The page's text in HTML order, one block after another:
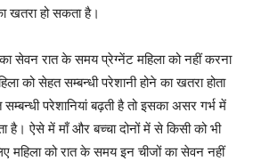
खतरा हो सकता है।
सेवन रात के समय प्रेग्नेंट महिला को नहीं करना
को सेहत सम्बन्धी परेशानी होने का खतरा होता
परेशानियां बढ़ती है तो इसका असर गर्भ में
है। ऐसे में माँ और बच्चा दोनों में से किसी को भी
महिला को रात के समय इन चीजों का सेवन नहीं